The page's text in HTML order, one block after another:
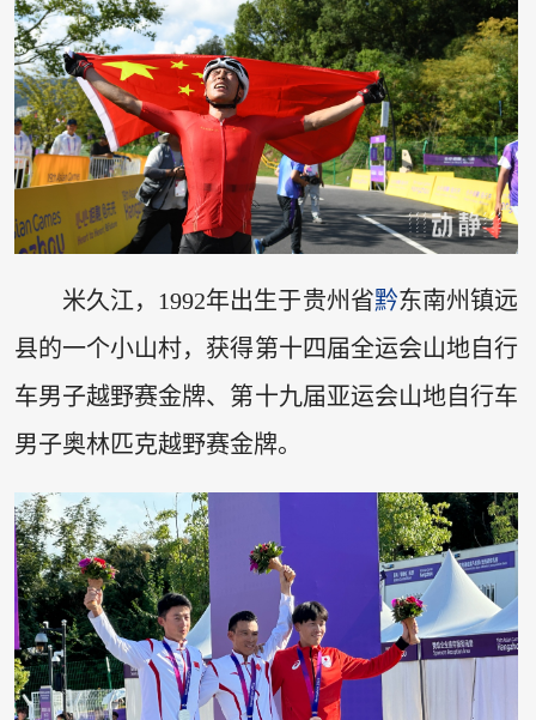
米久江，1992年出生于贵州省黔东南州镇远
县的一个小山村，获得第十四届全运会山地自行
车男子越野赛金牌、第十九届亚运会山地自行车
男子奥林匹克越野赛金牌。